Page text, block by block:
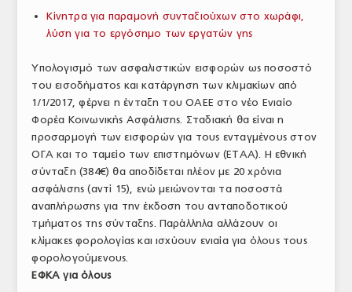
ΕΞΟΠΛΙΣΜΟΣ
ΥΠΗΡΕΣΙΕΣ
ΕΜΠΟΡΙΚΟΙ ΑΝΤΙΠΡΟΣΩΠΟΙ
ΕΛΛΗΝΙΚΗ ΝΟΜΟΘΕΣΙΑ
ΕΥΡΩΠΑΪΚΗ ΝΟΜΟΘΕΣΙΑ
ΤΟ ΠΕΡΙΟΔΙΚΟ
Profile
Κίνητρα για παραμονή συνταξιούχων στο χωράφι,
λύση για το εργόσημο των εργατών γης
Υπολογισμό των ασφαλιστικών εισφορών ως ποσοστό
του εισοδήματος και κατάργηση των κλιμακίων από
1/1/2017, φέρνει η ένταξη του ΟΑΕΕ στο νέο Ενιαίο
Φορέα Κοινωνικής Ασφάλισης. Σταδιακή θα είναι η
προσαρμογή των εισφορών για τους ενταγμένους στον
ΟΓΑ και το ταμείο των επιστημόνων (ΕΤΑΑ). Η εθνική
σύνταξη (384€) θα αποδίδεται πλέον με 20 χρόνια
ασφάλισης (αντί 15), ενώ μειώνονται τα ποσοστά
αναπλήρωσης για την έκδοση του ανταποδοτικού
τμήματος της σύνταξης. Παράλληλα αλλάζουν οι
κλίμακες φορολογίας και ισχύουν ενιαία για όλους τους
φορολογούμενους.
ΕΦΚΑ για όλους